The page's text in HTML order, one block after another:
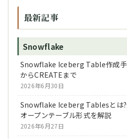
最新記事
Snowflake
Snowflake Iceberg Table作成
からCREATEまで
2026年6月30日
Snowflake Iceberg Tablesとは?
オープンテーブル形式を解説
2026年6月27日